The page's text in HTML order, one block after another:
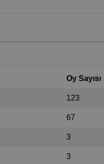
Oy Sayısı
123
67
3
3